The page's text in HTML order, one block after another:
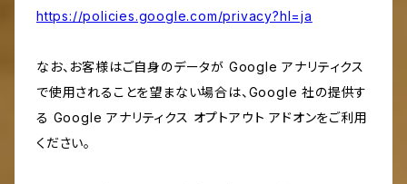
https://policies.google.com/privacy?hl=ja
なお、お客様はご自身のデータが Google アナリティクス
で使用されることを望まない場合は、Google 社の提供す
る Google アナリティクス オプトアウト アドオンをご利用
ください。